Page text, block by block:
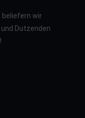
wir
Dutzenden